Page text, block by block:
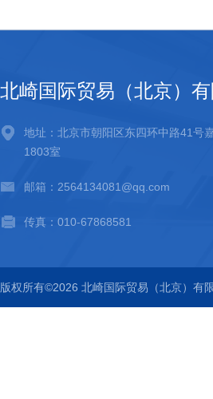
北崎国际贸易（北京）有
地址：北京市朝阳区东四环中路41号
1803室
邮箱：2564134081@qq.com
传真：010-67868581
版权所有©2026 北崎国际贸易（北京）有